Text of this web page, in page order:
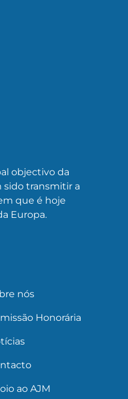
objectivo da
sido transmitir a
que é hoje
Europa.
nós
Honorária
ao AJM